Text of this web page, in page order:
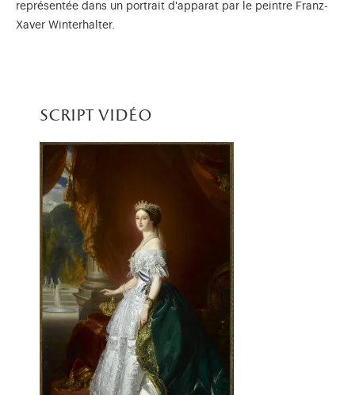
représentée dans un portrait d'apparat par le peintre Franz-
Xaver Winterhalter.
script vidéo